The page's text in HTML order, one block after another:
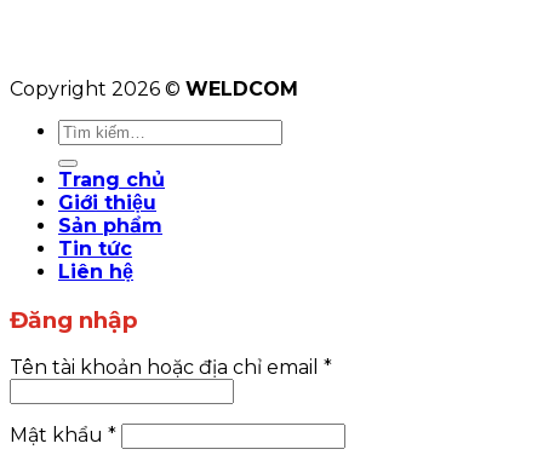
Copyright 2026 © WELDCOM
Tìm
kiếm:
Trang chủ
Giới thiệu
Sản phẩm
Tin tức
Liên hệ
Đăng nhập
Tên tài khoản hoặc địa chỉ email *
Mật khẩu *